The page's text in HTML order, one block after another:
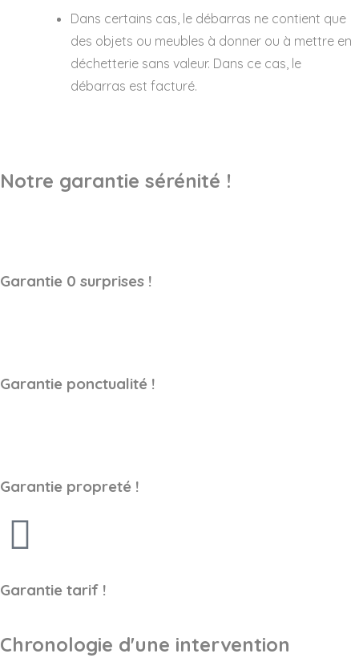
Dans certains cas, le débarras ne contient que
des objets ou meubles à donner ou à mettre en
déchetterie sans valeur. Dans ce cas, le
débarras est facturé.
Notre garantie sérénité !
Garantie 0 surprises !
Garantie ponctualité !
Garantie propreté !
Garantie tarif !
Chronologie d'une intervention